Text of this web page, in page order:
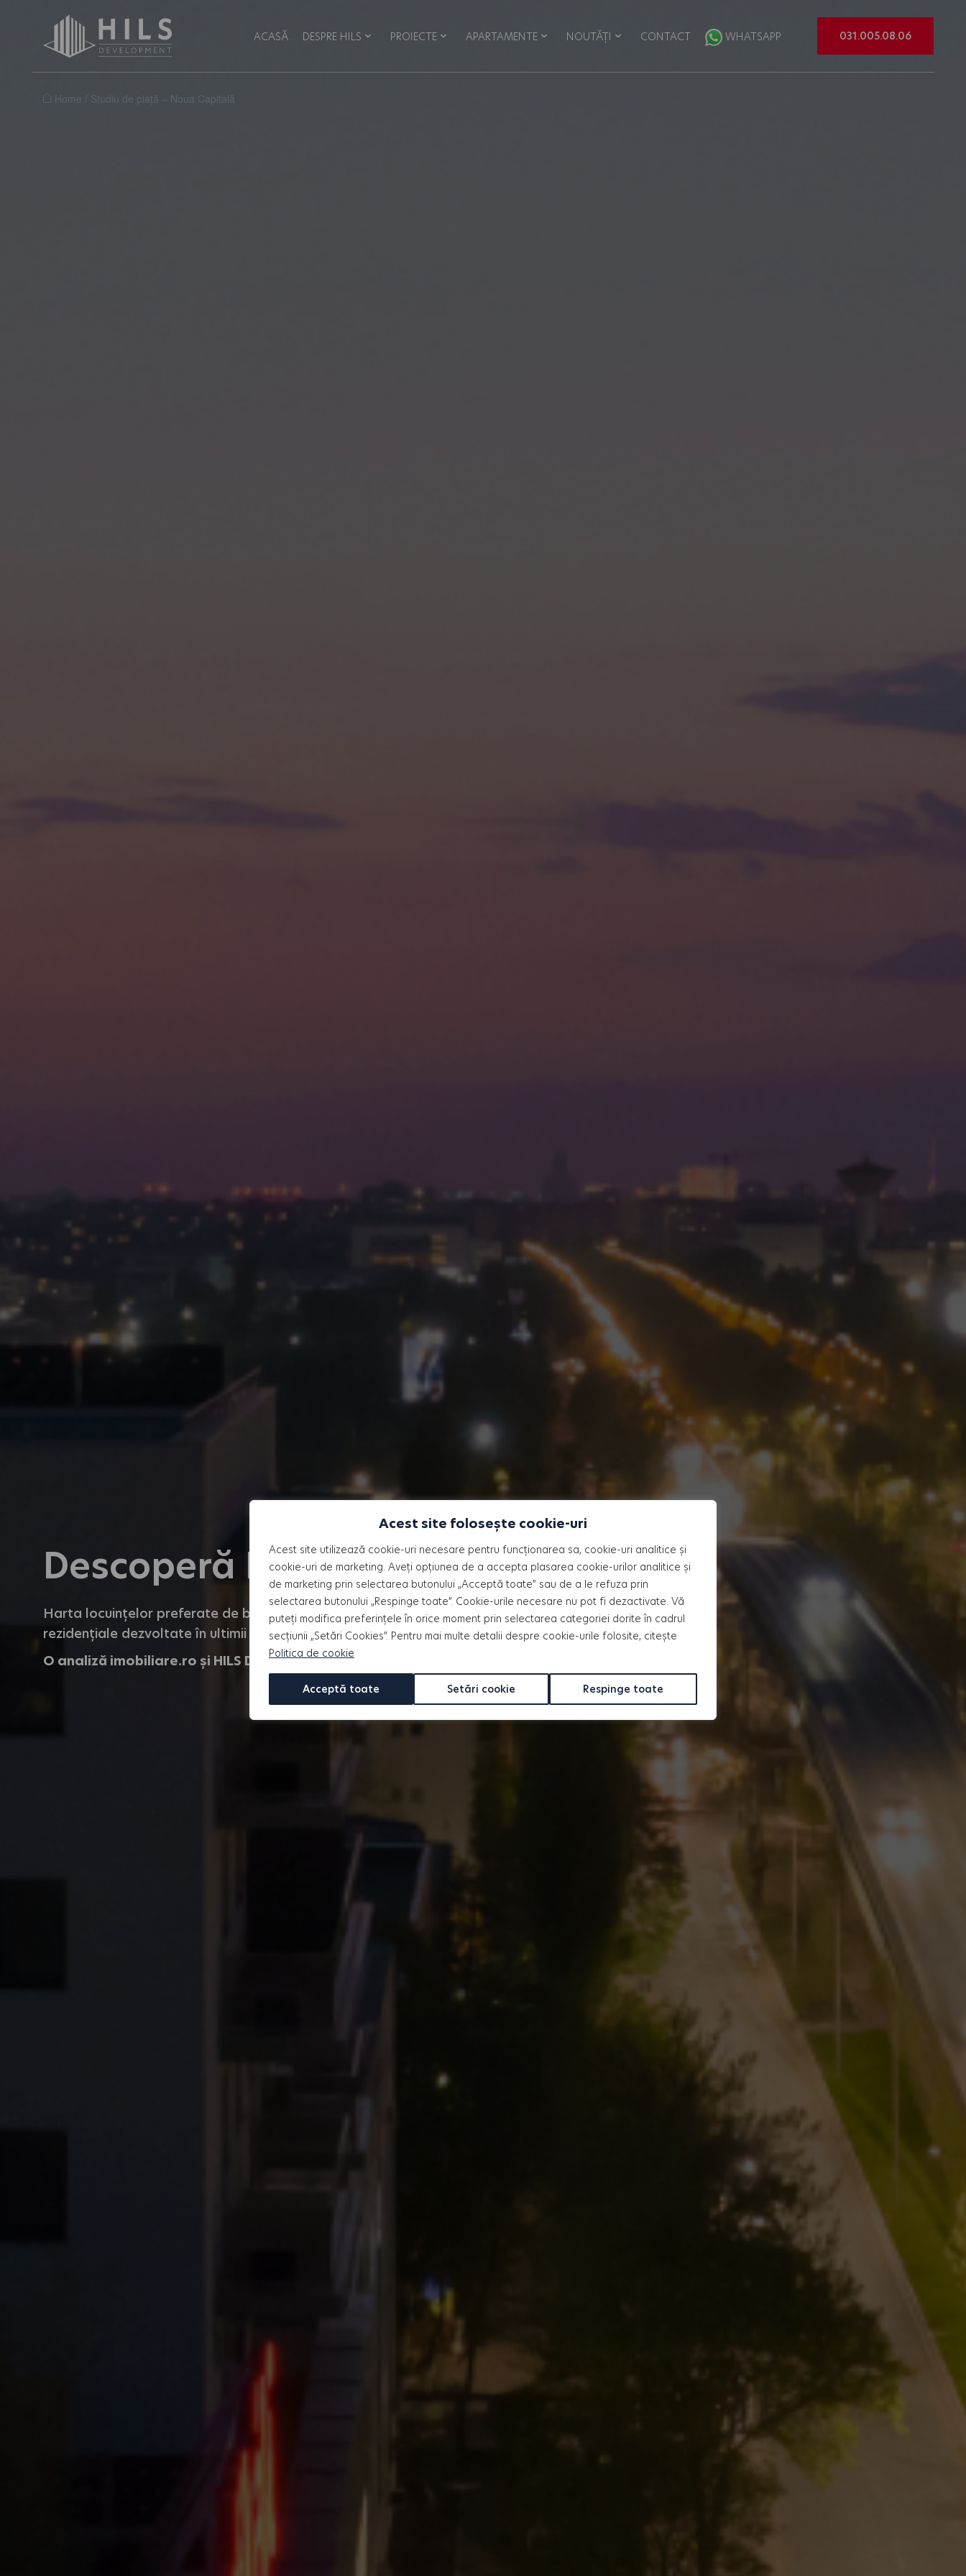
Acest site folosește cookie-uri
Acest site utilizează cookie-uri necesare pentru funcționarea sa, cookie-uri analitice și
cookie-uri de marketing. Aveți opțiunea de a accepta plasarea cookie-urilor analitice și
de marketing prin selectarea butonului „Acceptă toate” sau de a le refuza prin
selectarea butonului „Respinge toate”. Cookie-urile necesare nu pot fi dezactivate. Vă
puteți modifica preferințele în orice moment prin selectarea categoriei dorite în cadrul
secțiunii „Setări Cookies”. Pentru mai multe detalii despre cookie-urile folosite, citește
Politica de cookie
Setări cookie Respinge toate
Acceptă toate
ACASĂ DESPRE HILS PROIECTE APARTAMENTE NOUTĂȚI CONTACT WHATSAPP 031.005.08.06
Home Studiu de piață – Noua Capitală
Descoperă NOUA CAPITALĂ
Harta locuințelor preferate de bucureșteni și evoluția noilor cartiere
rezidențiale dezvoltate în ultimii 4 ani.
O analiză imobiliare.ro și HILS Development